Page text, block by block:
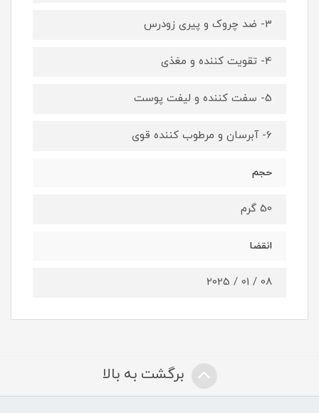
3- ضد چروک و پیری زودرس
4- تقویت کننده و مغذی
5- سفت کننده و لیفت پوست
6- آبرسان و مرطوب کننده قوی
حجم
50 گرم
انقضا
08 / 01 / 2025
برگشت به بالا